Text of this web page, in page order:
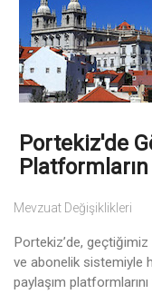
Portekiz'de
Mevzuat Değişiklikleri
Portekiz’de,
ve abonelik sistemiyle
paylaşım